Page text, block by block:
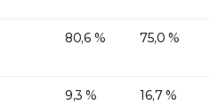
80,6 % 75,0 %
9,3 % 16,7 %